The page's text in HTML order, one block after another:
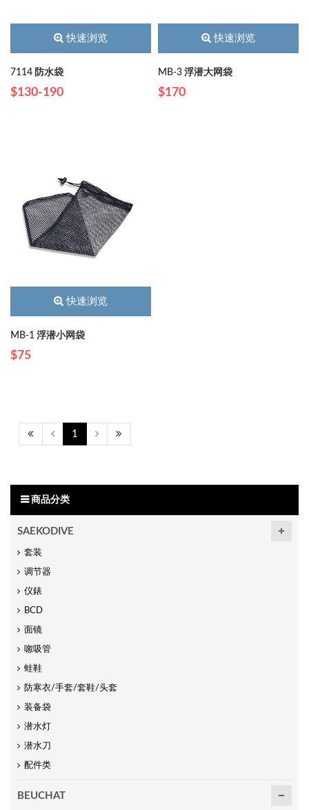
快速浏览
7114 防水袋
$130-190
快速浏览
MB-3 浮潜大网袋
$170
快速浏览
MB-1 浮潜小网袋
$75
1
商品分类
SAEKODIVE
套装
调节器
仪錶
BCD
面镜
唿吸管
蛙鞋
防寒衣/手套/套鞋/头套
装备袋
潜水灯
潜水刀
配件类
BEUCHAT